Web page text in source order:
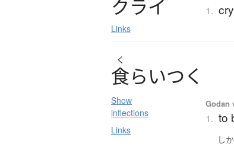
クライ
Links
1. cry
く
食らいつく
Show
inflections
Links
Godan
1. to
し